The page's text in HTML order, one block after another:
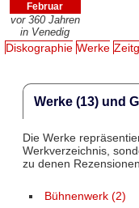
Februar
vor 360 Jahren
in Venedig
Diskographie Werke
Werke (13) und
Die Werke
Werkverzeichnis,
zu denen
Bühnenwerk (2)